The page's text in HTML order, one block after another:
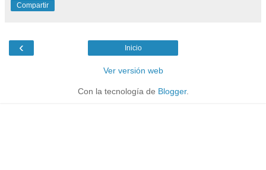
Compartir
‹ Inicio
Ver versión web
Con la tecnología de Blogger.